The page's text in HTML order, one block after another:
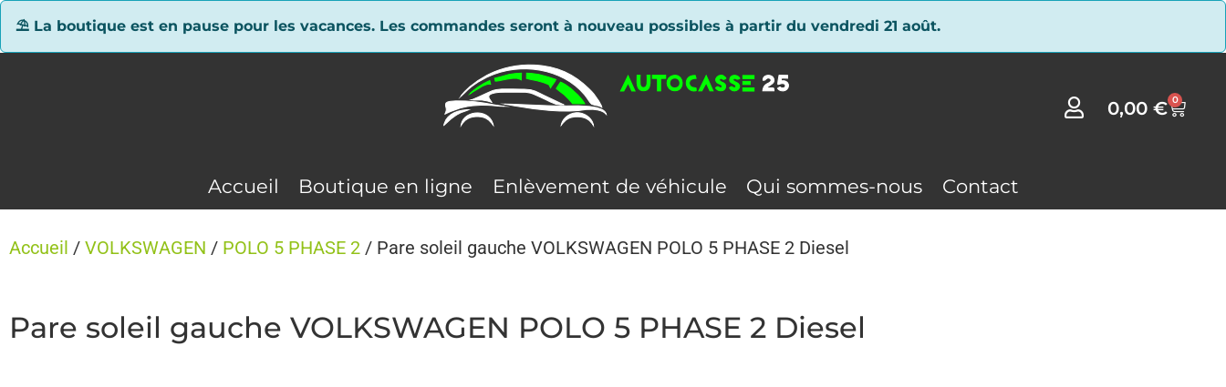
⛱ La boutique est en pause pour les vacances. Les commandes seront à nouveau possibles à partir du vendredi 21 août.
0,00€ 0
Accueil Boutique en ligne Enlèvement de véhicule Qui sommes-nous Contact
Accueil / VOLKSWAGEN / POLO 5 PHASE 2 / Pare soleil gauche VOLKSWAGEN POLO 5 PHASE 2 Diesel
Pare soleil gauche VOLKSWAGEN POLO 5 PHASE 2 Diesel
Panneau de gestion des cookies